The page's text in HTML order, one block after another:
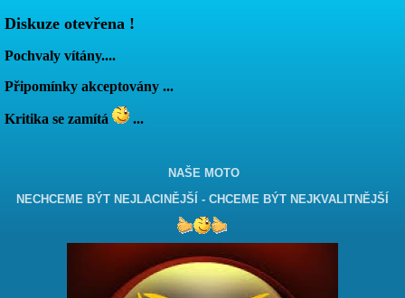
Diskuze otevřena !
Pochvaly vítány....
Připomínky akceptovány ...
Kritika se zamítá ...
NAŠE MOTO
NECHCEME BÝT NEJLACINĚJŠÍ - CHCEME BÝT NEJKVALITNĚJŠÍ